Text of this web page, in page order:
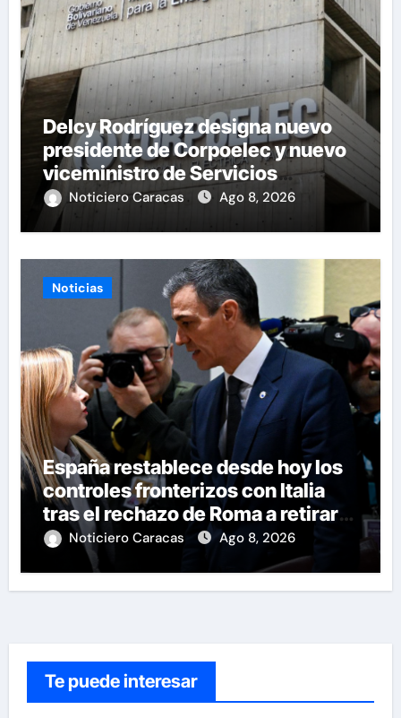
Delcy Rodríguez designa nuevo
presidente de Corpoelec y nuevo
viceministro de Servicios
Eléctricos
Noticiero Caracas Ago 8, 2026
Noticias
España restablece desde hoy los
controles fronterizos con Italia
tras el rechazo de Roma a retirar
las restricciones
Noticiero Caracas Ago 8, 2026
Te puede interesar